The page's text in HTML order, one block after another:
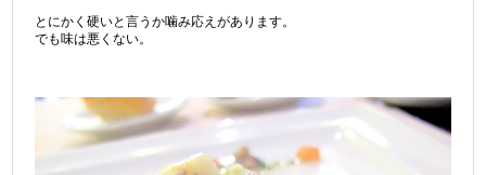
とにかく硬いと言うか噛み応えがあります。
でも味は悪くない。